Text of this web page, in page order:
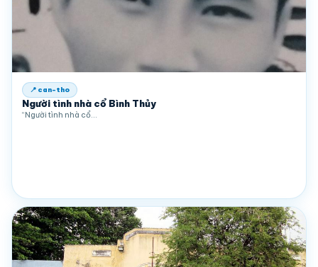
📍 can-tho
Người tình nhà cổ Bình Thủy
“Người tình nhà cổ…